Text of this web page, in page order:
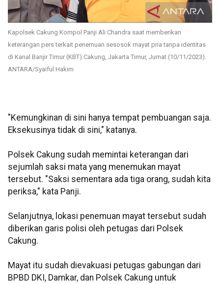
Kapolsek Cakung Kompol Panji Ali Chandra saat memberikan
keterangan pers terkait penemuan sesosok mayat pria tanpa identitas
di Kanal Banjir Timur (KBT) Cakung, Jakarta Timur, Jumat (10/11/2023).
ANTARA/Syaiful Hakim
"Kemungkinan di sini hanya tempat pembuangan saja.
Eksekusinya tidak di sini," katanya.
Polsek Cakung sudah memintai keterangan dari
sejumlah saksi mata yang menemukan mayat
tersebut. "Saksi sementara ada tiga orang, sudah kita
periksa," kata Panji.
Selanjutnya, lokasi penemuan mayat tersebut sudah
diberikan garis polisi oleh petugas dari Polsek
Cakung.
Mayat itu sudah dievakuasi petugas gabungan dari
BPBD DKI, Damkar, dan Polsek Cakung untuk